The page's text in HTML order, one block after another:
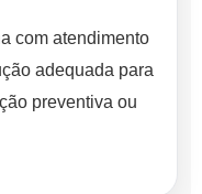
com atendimento
adequada para
preventiva ou